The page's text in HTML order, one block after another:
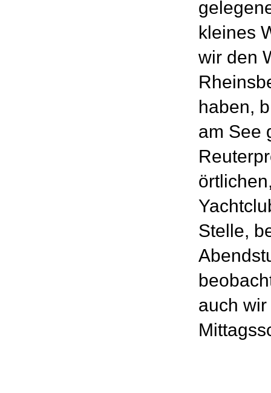
kleines
wir den
haben,
am See
Stelle,
auch